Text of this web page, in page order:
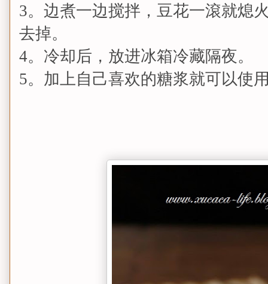
3。边煮一边搅拌，豆花一滾就熄
去掉。
4。冷却后，放进冰箱冷藏隔夜。
5。加上自己喜欢的糖浆就可以使